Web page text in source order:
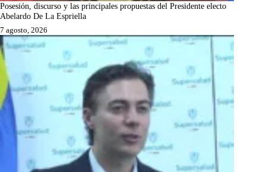
Posesión, discurso y las principales propuestas del Presidente electo
Abelardo De La Espriella
7 agosto, 2026